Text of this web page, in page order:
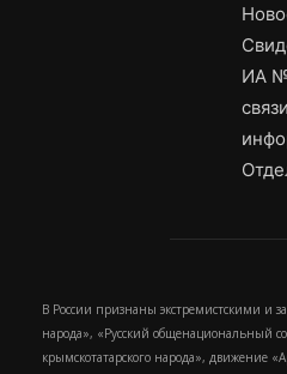
ИА №
В России признаны экстремистскими и
народа», «Русский общенациональный
крымскотатарского народа», движение